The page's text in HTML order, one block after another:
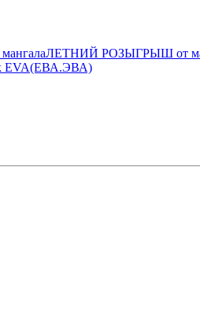
ЛЕТНИЙ РОЗЫГРЫШ от
EVA(ЕВА.ЭВА)